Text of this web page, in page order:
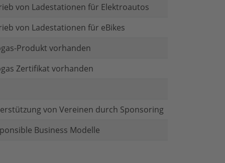
von Ladestationen für Elektroautos
von Ladestationen für eBikes
Produkt vorhanden
Zertifikat vorhanden
von Vereinen durch Sponsoring
Business Modelle